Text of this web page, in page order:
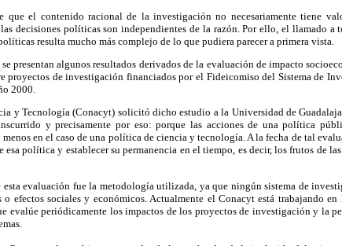
que el contenido racional de la investigación no necesariamente tiene
decisiones políticas son independientes de la razón. Por ello, el llamado a
resulta mucho más complejo de lo que pudiera parecer a primera vista.
se presentan algunos resultados derivados de la evaluación de impacto
proyectos de investigación financiados por el Fideicomiso del Sistema de
2000.
y Tecnología (Conacyt) solicitó dicho estudio a la Universidad de
y precisamente por eso: porque las acciones de una política
en el caso de una política de ciencia y tecnología. A la fecha de tal
política y establecer su permanencia en el tiempo, es decir, los frutos de
esta evaluación fue la metodología utilizada, ya que ningún sistema de
o efectos sociales y económicos. Actualmente el Conacyt está trabajando
evalúe periódicamente los impactos de los proyectos de investigación y la